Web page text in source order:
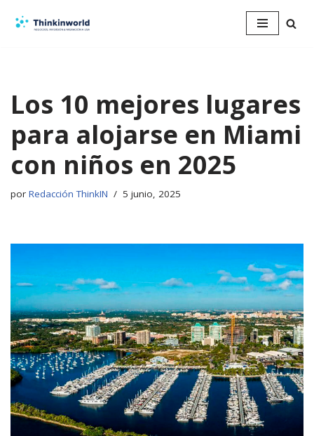
Los 10 mejores lugares
para alojarse en Miami
con niños en 2025
por Redacción ThinkIN 5 junio, 2025